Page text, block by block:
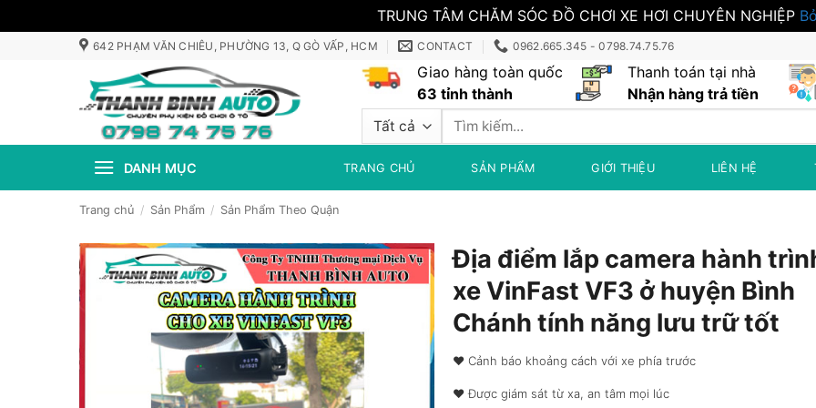
TRUNG TÂM CHĂM SÓC ĐỒ CHƠI XE HƠI CHUYÊN NGHIỆP
642 PHẠM VĂN CHIÊU, PHƯỜNG 13, Q GÒ VẤP, HCM CONTACT 0962.665.345 - 0798.74.75.76
Giao hàng toàn quốc
63 tỉnh thành
Thanh toán tại nhà
Nhận hàng trả tiền
Tìm
DANH MỤC
TRANG CHỦ SẢN PHẨM GIỚI THIỆU LIÊN HỆ
Trang chủ / Sản Phẩm / Sản Phẩm Theo Quận
Địa điểm lắp camera hành
xe VinFast VF3 ở huyện Bình
Chánh tính năng lưu trữ tốt
♥︎ Cảnh báo khoảng cách với xe phía trước
♥︎ Được giám sát từ xa, an tâm mọi lúc